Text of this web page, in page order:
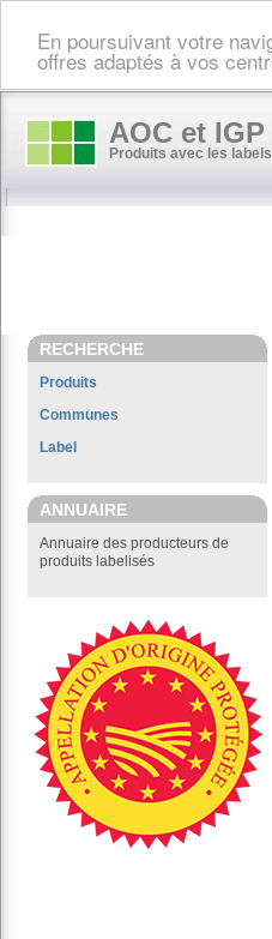
En poursuivant votre
offres adaptés à vos
AOC et IGP
Produits avec les labels
RECHERCHE
Produits
Communes
Label
ANNUAIRE
Annuaire des producteurs de
produits labelisés